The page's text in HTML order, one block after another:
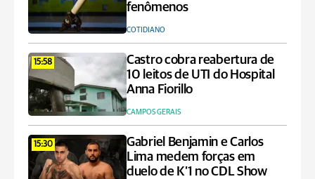
fenômenos
COTIDIANO
15:58
Castro cobra reabertura de
10 leitos de UTI do Hospital
Anna Fiorillo
CAMPOS GERAIS
15:30
Gabriel Benjamin e Carlos
Lima medem forças em
duelo de K’1 no CDL Show